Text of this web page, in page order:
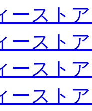
ースト
ースト
ースト
ースト